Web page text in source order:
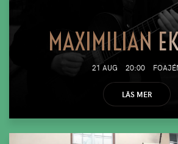
MAXIMILIAN
21 AUG 20:00
LÄS MER